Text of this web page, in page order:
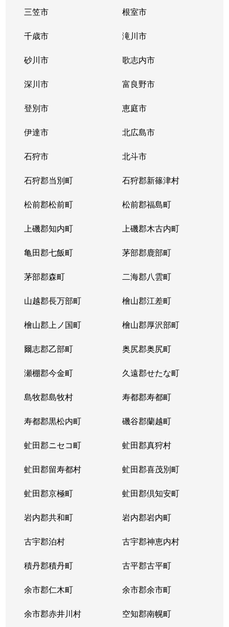
三笠市 根室市
千歳市 滝川市
砂川市 歌志内市
深川市 富良野市
登別市 恵庭市
伊達市 北広島市
石狩市 北斗市
石狩郡当別町 石狩郡新篠津村
松前郡松前町 松前郡福島町
上磯郡知内町 上磯郡木古内町
亀田郡七飯町 茅部郡鹿部町
茅部郡森町 二海郡八雲町
山越郡長万部町 檜山郡江差町
檜山郡上ノ国町 檜山郡厚沢部町
爾志郡乙部町 奥尻郡奥尻町
瀬棚郡今金町 久遠郡せたな町
島牧郡島牧村 寿都郡寿都町
寿都郡黒松内町 磯谷郡蘭越町
虻田郡ニセコ町 虻田郡真狩村
虻田郡留寿都村 虻田郡喜茂別町
虻田郡京極町 虻田郡倶知安町
岩内郡共和町 岩内郡岩内町
古宇郡泊村 古宇郡神恵内村
積丹郡積丹町 古平郡古平町
余市郡仁木町 余市郡余市町
余市郡赤井川村 空知郡南幌町